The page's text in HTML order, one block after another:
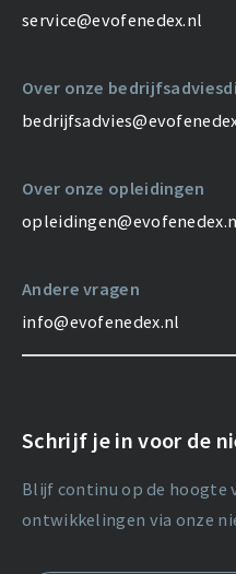
service@evofenedex.nl
Over onze
Over onze opleidingen
Andere vragen
info@evofenedex.nl
Schrijf je in voor de
Blijf continu op de hoogte
ontwikkelingen via onze